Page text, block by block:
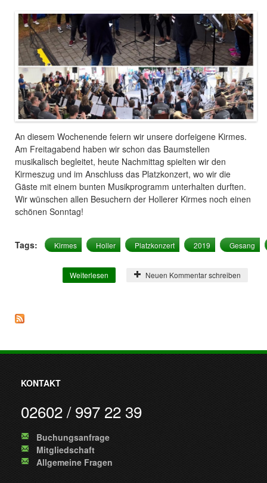
An diesem Wochenende feiern wir unsere dorfeigene Kirmes.
Am Freitagabend haben wir schon das Baumstellen
musikalisch begleitet, heute Nachmittag spielten wir den
Kirmeszug und im Anschluss das Platzkonzert, wo wir die
Gäste mit einem bunten Musikprogramm unterhalten durften.
Wir wünschen allen Besuchern der Hollerer Kirmes noch einen
schönen Sonntag!
Tags: Kirmes Holler Platzkonzert 2019 Gesang
Weiterlesen über Kirmes in HollerNeuen Kommentar schreiben
KONTAKT
02602 / 997 22 39
Buchungsanfrage
Mitgliedschaft
Allgemeine Fragen